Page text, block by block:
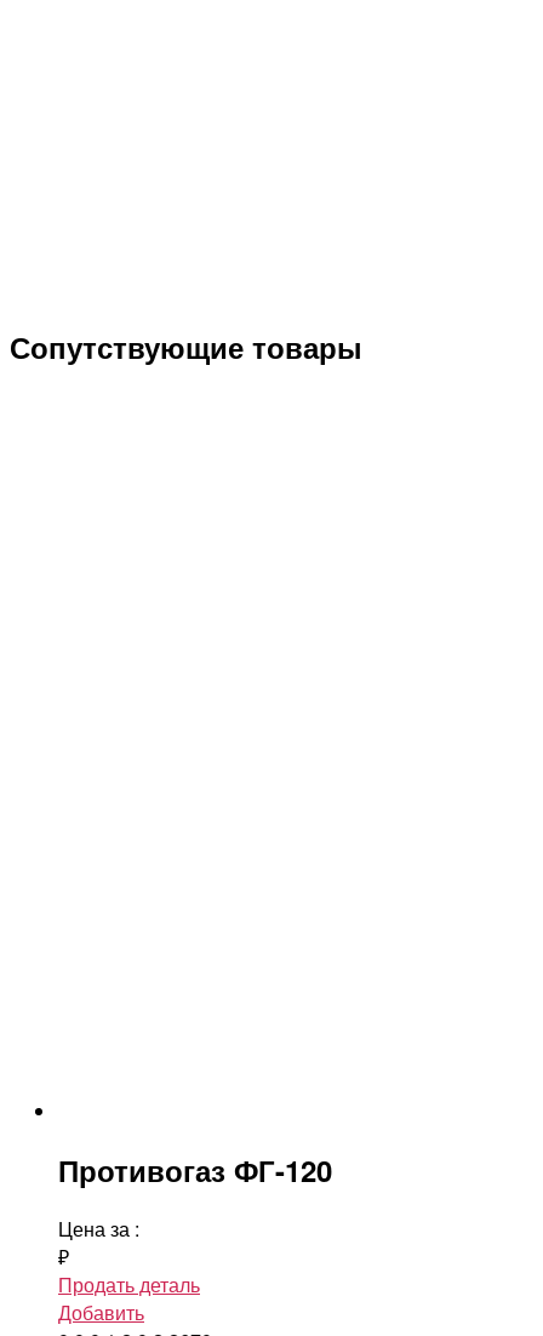
Сопутствующие товары
Противогаз ФГ-120
Цена за :
₽
Продать деталь
Добавить